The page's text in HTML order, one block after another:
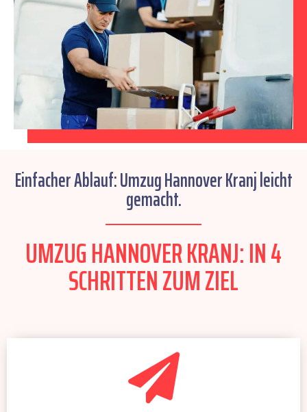
Einfacher Ablauf: Umzug Hannover Kranj leicht
gemacht.
UMZUG HANNOVER KRANJ: IN 4
SCHRITTEN ZUM ZIEL